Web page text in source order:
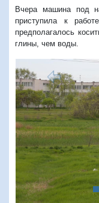
Вчера машина под
приступила к
предполагалось
глины, чем воды.
Предыдущий